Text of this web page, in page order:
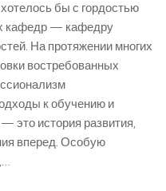
бы с гордостью
кафедр — кафедру
На протяжении многих
востребованных
к обучению и
это история развития,
вперед. Особую